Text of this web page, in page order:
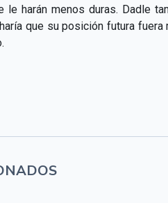
le harán menos duras. Dadle
que su posición futura